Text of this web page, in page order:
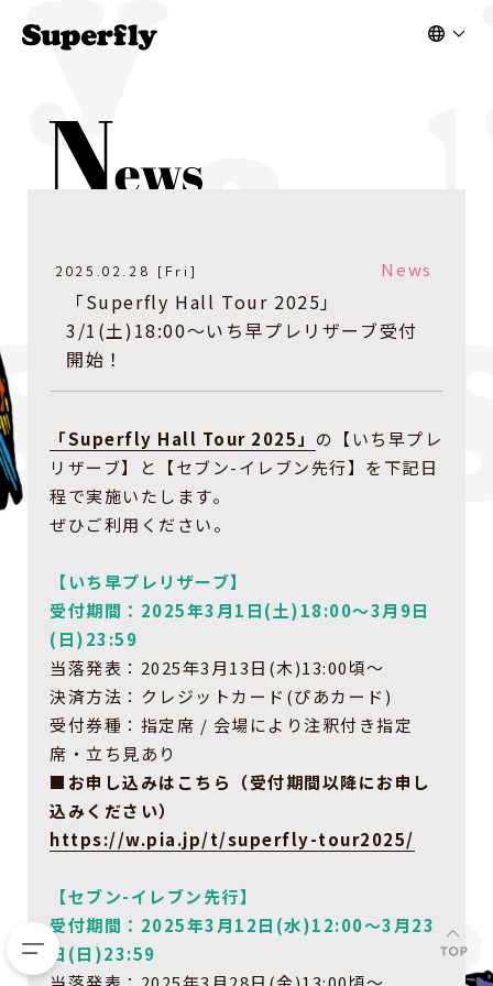
2025.02.28 [Fri] News
「Superfly Hall Tour 2025」
3/1(土)18:00〜いち早プレリザーブ受付
開始！
「Superfly Hall Tour 2025」 の【いち早プレ
リザーブ】と【セブン-イレブン先行】を下記日
程で実施いたします。
ぜひご利用ください。
【いち早プレリザーブ】
受付期間：2025年3月1日(土)18:00～3月9日
(日)23:59
当落発表：2025年3月13日(木)13:00頃〜
決済方法：クレジットカード(ぴあカード)
受付券種：指定席 / 会場により注釈付き指定
席・立ち見あり
■お申し込みはこちら（受付期間以降にお申し
込みください）
https://w.pia.jp/t/superfly-tour2025/
【セブン-イレブン先行】
受付期間：2025年3月12日(水)12:00～3月23
日(日)23:59